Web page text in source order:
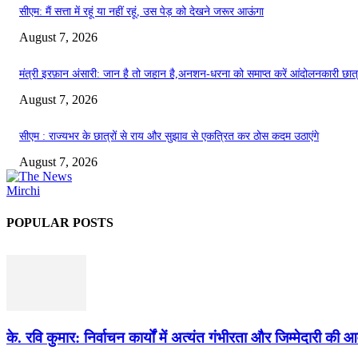
सीएम: मैं सत्ता में रहूं या नहीं रहूं, उस पेड़ को देखने जरूर आऊंगा
August 7, 2026
मंत्री इरफ़ान अंसारी: जान है तो जहान है,अनशन-धरना को समाप्त करें आंदोलनकारी
August 7, 2026
सीएम : राज्यभर के छात्रों से राय और सुझाव से एकत्रित कर ठोस कदम उठाएंगे
August 7, 2026
POPULAR POSTS
के. रवि कुमार: निर्वाचन कार्यों में अत्यंत गंभीरता और जिम्मेदारी